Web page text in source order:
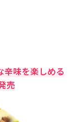
辛味を楽しめる
売